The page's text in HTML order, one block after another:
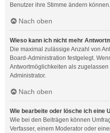
Benutzer ihre Stimme ändern können.
Nach oben
Wieso kann ich nicht mehr
Die maximal zulässige Anzahl von
Board-Administration festgelegt.
Antwortmöglichkeiten als
Administrator.
Nach oben
Wie bearbeite oder lösche ich eine
Wie bei den Beiträgen können
Verfasser, einem Moderator oder